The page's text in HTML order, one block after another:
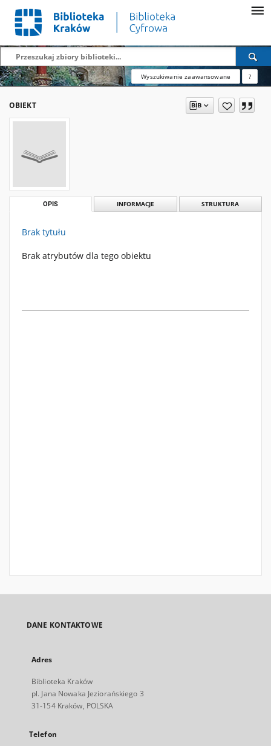
Wyszukiwanie zaawansowane ?
OBIEKT
OPIS INFORMACJE STRUKTURA
Brak tytułu
Brak atrybutów dla tego obiektu
DANE KONTAKTOWE
Adres
Biblioteka Kraków
pl. Jana Nowaka Jeziorańskiego 3
31-154 Kraków, POLSKA
Telefon